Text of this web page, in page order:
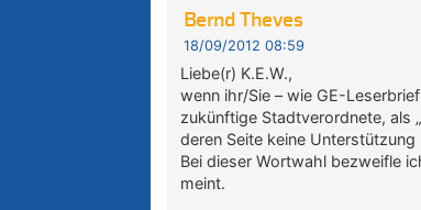
Bernd Theves
18/09/2012 08:59
Liebe(r) K.E.W.,
wenn ihr/Sie – wie GE-
zukünftige Stadtverordnete, als
deren Seite keine
Bei dieser Wortwahl bezweifle
meint.